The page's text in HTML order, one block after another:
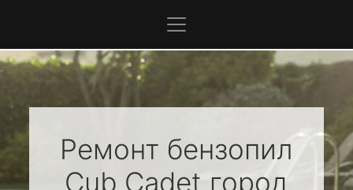
Ремонт бензопил
Cub Cadet город